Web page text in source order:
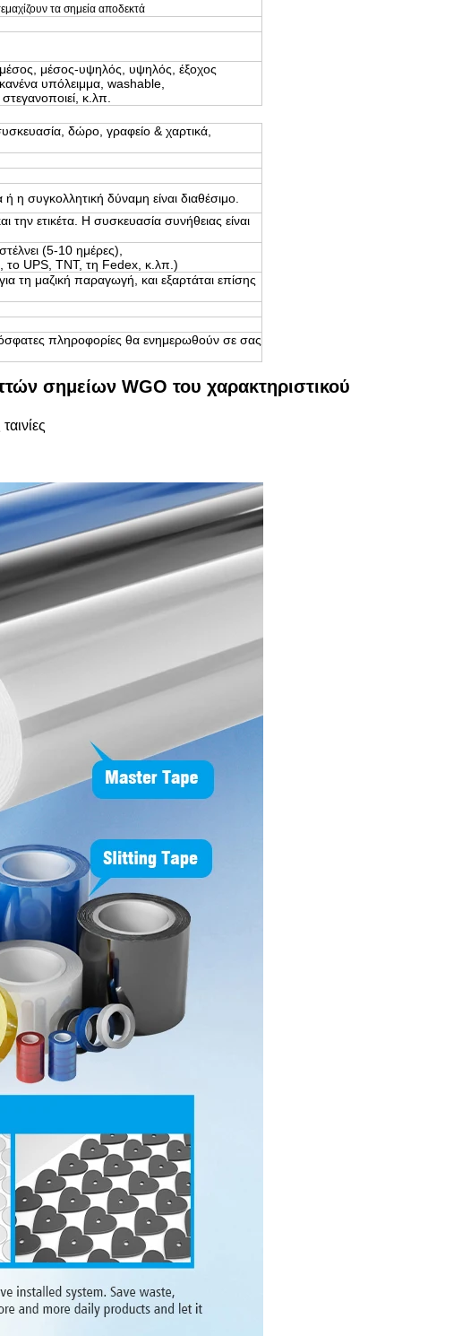
τα σημεία αποδεκτά
μέσος-υψηλός, υψηλός, έξοχος
υπόλειμμα, washable,
κ.λπ.
δώρο, γραφείο & χαρτικά,
συγκολλητική δύναμη είναι διαθέσιμο.
την ετικέτα. Η συσκευασία συνήθειας είναι
που στέλνει (5-10 ημέρες),
TNT, τη Fedex, κ.λπ.)
τη μαζική παραγωγή, και εξαρτάται επίσης
πληροφορίες θα ενημερωθούν σε σας
σημείων WGO του χαρακτηριστικού